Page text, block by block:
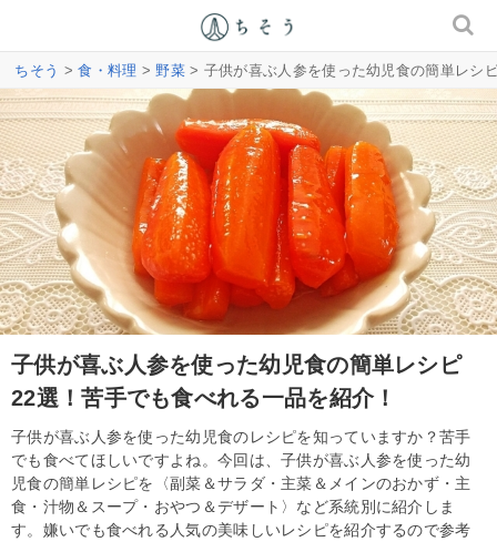
ちそう >食・料理 >野菜> 子供が喜ぶ人参を使った幼児食の簡単レシ
子供が喜ぶ人参を使った幼児食の簡単レシピ
22選！苦手でも食べれる一品を紹介！
子供が喜ぶ人参を使った幼児食のレシピを知っていますか？苦手
でも食べてほしいですよね。今回は、子供が喜ぶ人参を使った幼
児食の簡単レシピを〈副菜＆サラダ・主菜＆メインのおかず・主
食・汁物＆スープ・おやつ＆デザート〉など系統別に紹介しま
す。嫌いでも食べれる人気の美味しいレシピを紹介するので参考